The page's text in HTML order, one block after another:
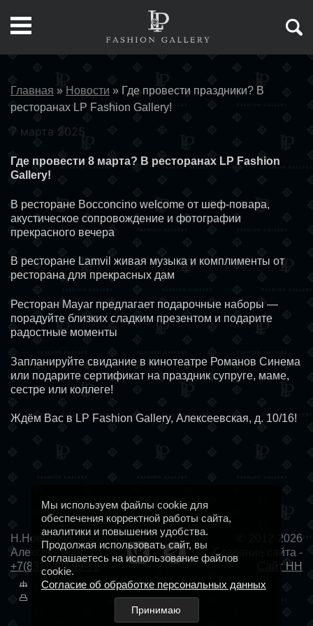
Главная » Новости » Где провести праздники? В
ресторанах LP Fashion Gallery!
7 марта 2025
Где провести 8 марта? В ресторанах LP Fashion
Gallery!
В ресторане Bocconcino welcome от шеф-повара,
акустическое сопровождение и фотографии
прекрасного вечера
В ресторане Lamvil живая музыка и комплименты от
ресторана для прекрасных дам
Ресторан Mayar предлагает подарочные наборы —
порадуйте близких сладким презентом и подарите
радостные моменты
Запланируйте свидание в кинотеатре Романов Синема
или подарите сертификат на праздник супруге, маме,
сестре или коллеге!
Ждём Вас в LP Fashion Gallery, Алексеевская, д. 10/16!
Н.Новгород,
Алексеевская, 10/16
+7(831)299-99-79
© 2012-2026
Создание сайта -
Сайт НН
Мы используем файлы cookie для
обеспечения корректной работы сайта,
аналитики и повышения удобства.
Продолжая использовать сайт, вы
соглашаетесь на использование файлов
cookie.
Согласие об обработке персональных данных
Принимаю